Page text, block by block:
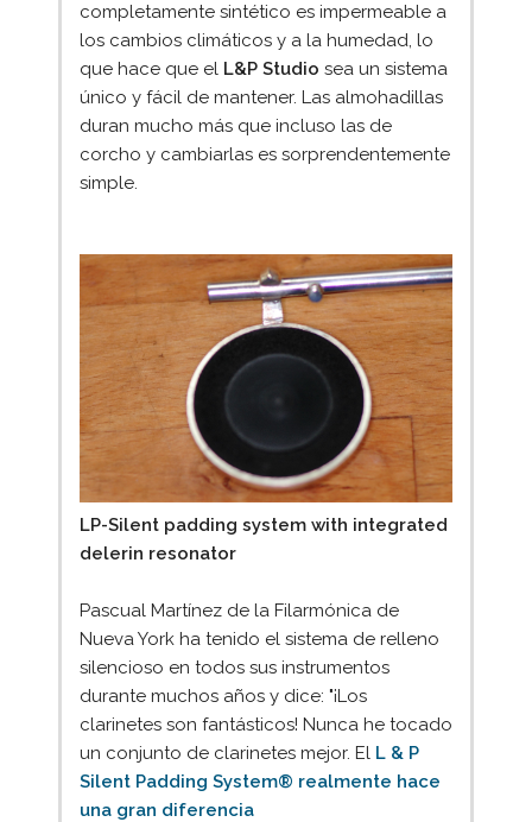
completamente sintético es impermeable a
los cambios climáticos y a la humedad, lo
que hace que el L&P Studio sea un sistema
único y fácil de mantener. Las almohadillas
duran mucho más que incluso las de
corcho y cambiarlas es sorprendentemente
simple.
LP-Silent padding system with integrated
delerin resonator
Pascual Martínez de la Filarmónica de
Nueva York ha tenido el sistema de relleno
silencioso en todos sus instrumentos
durante muchos años y dice: "¡Los
clarinetes son fantásticos! Nunca he tocado
un conjunto de clarinetes mejor. El L & P
Silent Padding System® realmente hace
una gran diferencia